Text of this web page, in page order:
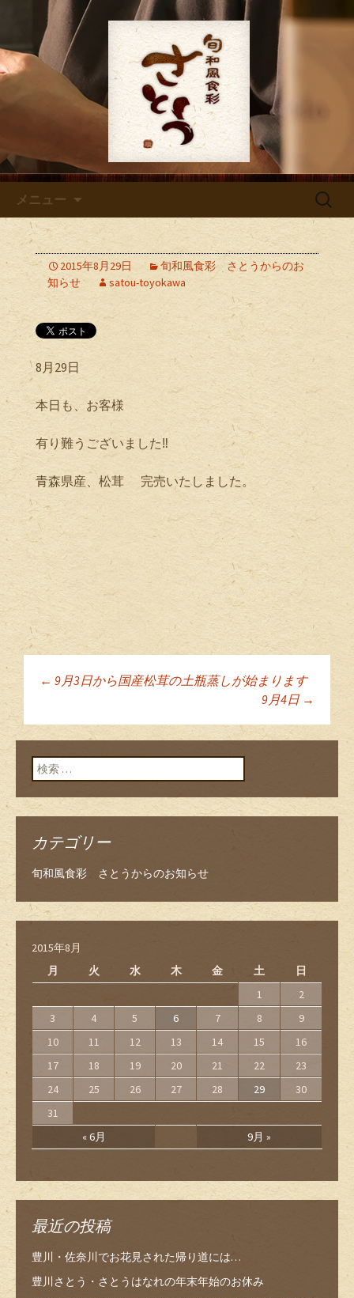
豊川にある割烹「旬和風食彩
さとう」のブログ
大人呑みデビュー、お祝いなど様々な
シーンでご利用いただけます
メニュー
検
2015年8月29日
旬和風食彩 さとうからのお
知らせ
satou-toyokawa
8月29日
本日も、お客様
有り難うございました‼️
青森県産、松茸 完売いたしました。
投稿ナビゲーショ
ン
← 9月3日から国産松茸の土瓶蒸しが始まります
9月4日 →
検索:
カテゴリー
旬和風食彩 さとうからのお知らせ
2015年8月
月
火 水 木 金 土 日
« 6月 9月 »
1
2
3
4 5 6 7 8
9
10
11 12 13 14 15
16
17
18 19 20 21 22
23
24
25 26 27 28 29
30
31
最近の投稿
豊川・佐奈川でお花見された帰り道には…
豊川さとう・さとうはなれの年末年始のお休み